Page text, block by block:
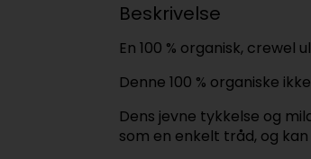
Beskrivelse
En 100 % organisk,
Denne 100 % organiske
Dens jevne tykkelse og
som en enkelt tråd, og